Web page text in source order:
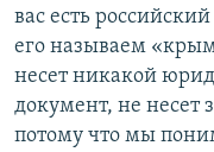
вас есть
его называем
несет никакой
документ, не несет
потому что мы